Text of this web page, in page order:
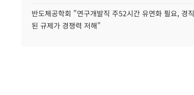
반도체공학회 "연구개발직 주52시간 유연화 필요, 경직
된 규제가 경쟁력 저해"